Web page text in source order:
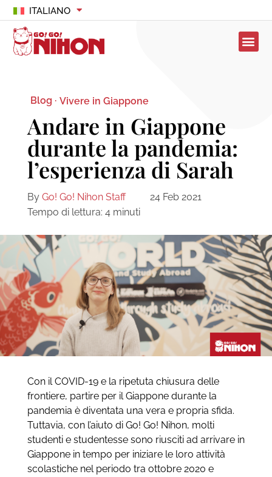
ITALIANO
Blog · Vivere in Giappone
Andare in Giappone
durante la pandemia:
l’esperienza di Sarah
By Go! Go! Nihon Staff
24 Feb 2021
Tempo di lettura: 4 minuti
Con il COVID-19 e la ripetuta chiusura delle
frontiere, partire per il Giappone durante la
pandemia è diventata una vera e propria sfida.
Tuttavia, con l’aiuto di Go! Go! Nihon, molti
studenti e studentesse sono riusciti ad arrivare in
Giappone in tempo per iniziare le loro attività
scolastiche nel periodo tra ottobre 2020 e